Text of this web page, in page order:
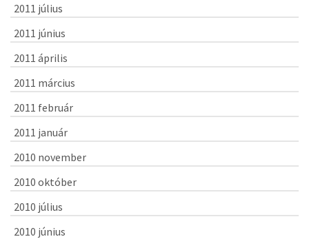
2011 július
2011 június
2011 április
2011 március
2011 február
2011 január
2010 november
2010 október
2010 július
2010 június